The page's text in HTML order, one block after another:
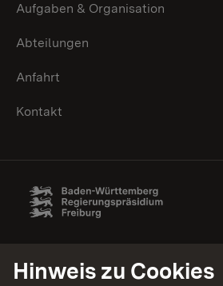
Aufgaben & Organisation
Abteilungen
Anfahrt
Kontakt
Hinweis zu Cookies